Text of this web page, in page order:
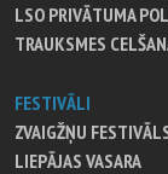
LSO PRIVĀTUMA
TRAUKSMES
FESTIVĀLI
ZVAIGŽŅU
LIEPĀJAS VASARA